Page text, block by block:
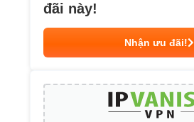
đãi này!
Nhận ưu đãi!